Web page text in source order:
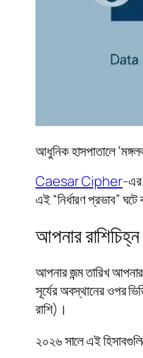
আধুনিক হাসপাতালে
Caesar Cipher-এর
এই “নির্ধারণ প্রভাব”
আপনার
আপনার জন্ম তারিখ
সূর্যের অবস্থানের ওপর
রাশি)।
২০২৬ সালে এই